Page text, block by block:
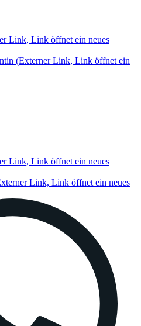
Link, Link öffnet ein neues
(Externer Link, Link öffnet ein
Link, Link öffnet ein neues
Link, Link öffnet ein neues